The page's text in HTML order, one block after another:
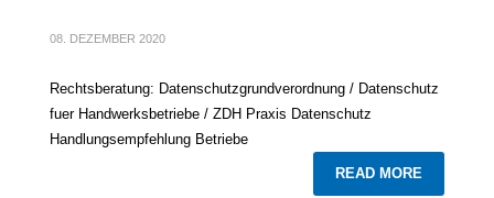
08. DEZEMBER 2020
Rechtsberatung: Datenschutzgrundverordnung / Datenschutz
fuer Handwerksbetriebe / ZDH Praxis Datenschutz
Handlungsempfehlung Betriebe
READ MORE